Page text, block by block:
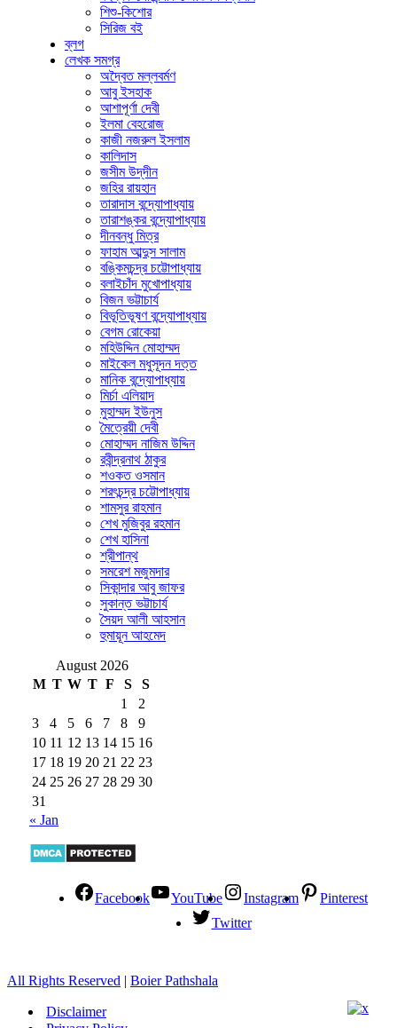
শিশু-কিশোর
সিরিজ বই
ব্লগ
লেখক সমগ্র
অদ্বৈত মল্লবর্মণ
আবু ইসহাক
আশাপূর্ণা দেবী
ইলমা বেহরোজ
কাজী নজরুল ইসলাম
কালিদাস
জসীম উদ্‌দীন
জহির রায়হান
তারাদাস বন্দ্যোপাধ্যায়
তারাশঙ্কর বন্দ্যোপাধ্যায়
দীনবন্ধু মিত্র
ফাহাম আব্দুস সালাম
বঙ্কিমচন্দ্র চট্টোপাধ্যায়
বলাইচাঁদ মুখোপাধ্যায়
বিজন ভট্টাচার্য
বিভূতিভূষণ বন্দ্যোপাধ্যায়
বেগম রোকেয়া
মহিউদ্দিন মোহাম্মদ
মাইকেল মধুসূদন দত্ত
মানিক বন্দ্যোপাধ্যায়
মির্চা এলিয়াদ
মুহাম্মদ ইউনুস
মৈত্রেয়ী দেবী
মোহাম্মদ নাজিম উদ্দিন
রবীন্দ্রনাথ ঠাকুর
শওকত ওসমান
শরৎচন্দ্র চট্টোপাধ্যায়
শামসুর রাহমান
শেখ মুজিবুর রহমান
শেখ হাসিনা
শ্রীপান্থ
সমরেশ মজুমদার
সিকান্দার আবু জাফর
সুকান্ত ভট্টাচার্য
সৈয়দ আলী আহসান
হুমায়ূন আহমেদ
August 2026
M T W T F S
S
1
2
3
4 5 6 7 8
9
10 11 12 13 14 15 16
17 18 19 20 21 22 23
24 25 26 27 28 29 30
31
« Jan
Facebook YouTube Instagram
Pinterest
Twitter
All Rights Reserved | Boier Pathshala
Disclaimer